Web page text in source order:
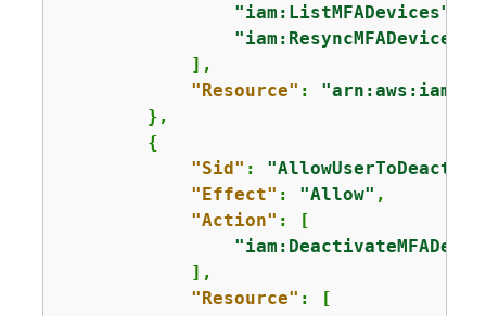
"iam:ListMFADevices"
"iam:ResyncMFADevice"
            ],
"Resource" :
        },
{
"Sid" :
"Effect" : "Allow" ,
"Action" : [
            ],
"Resource" : [